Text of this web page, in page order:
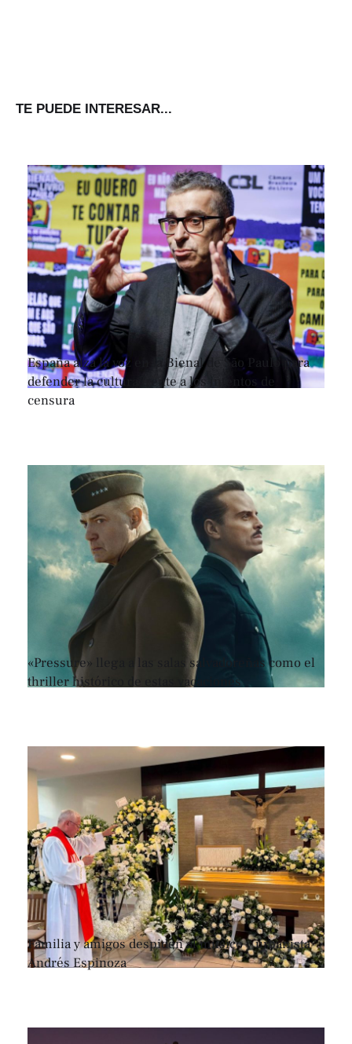
TE PUEDE INTERESAR...
España alza la voz en la Bienal de São Paulo para
defender la cultura frente a los intentos de
censura
«Pressure» llega a las salas salvadoreñas como el
thriller histórico de estas vacaciones
Familia y amigos despiden al músico y urbanista
Andrés Espinoza